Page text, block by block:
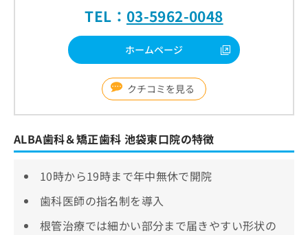
TEL： 03-5962-0048
ホームページ
クチコミを見る
ALBA歯科＆矯正歯科 池袋東口院の特徴
10時から19時まで年中無休で開院
歯科医師の指名制を導入
根管治療では細かい部分まで届きやすい形状の